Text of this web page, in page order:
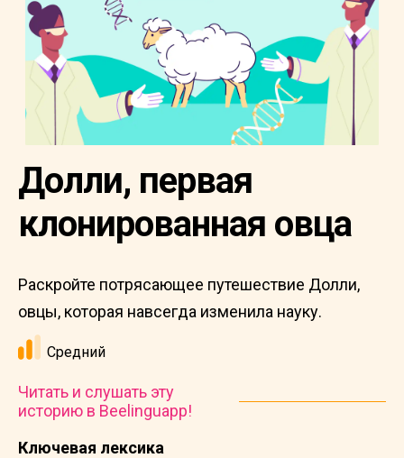
Ключевая лексика
Долли, первая
клонированная овца
Раскройте потрясающее путешествие Долли,
овцы, которая навсегда изменила науку.
Средний
Читать и слушать эту
историю в Beelinguapp!